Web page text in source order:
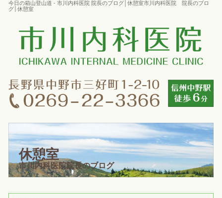
今日の箱山登山道 - 市川内科医院 院長のブログ│休憩室市川内科医院 院長のブロ
グ│休憩室
休憩室
市川内科医院院長のブログ